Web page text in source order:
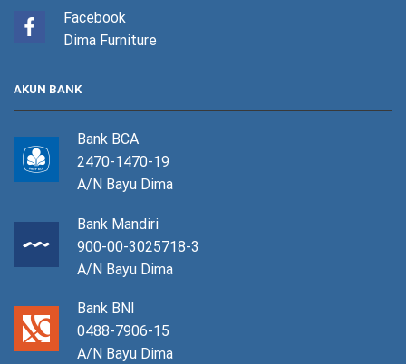
Facebook
Dima Furniture
AKUN BANK
Bank BCA
2470-1470-19
A/N Bayu Dima
Bank Mandiri
900-00-3025718-3
A/N Bayu Dima
Bank BNI
0488-7906-15
A/N Bayu Dima